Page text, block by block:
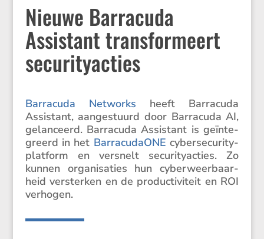
Nieuwe Barracuda
Assistant transformeert
securityacties
Barra­cuda Networks heeft Barra­cuda
Assis­tant, aange­stuurd door Barra­cuda AI,
gelan­ceerd. Barra­cuda Assis­tant is geïnte­
greerd in het Barra­cu­daONE cyber­se­cu­ri­ty­
plat­form en versnelt securi­ty­ac­ties. Zo
kunnen organi­sa­ties hun cyber­weer­baar­
heid versterken en de produc­ti­vi­teit en ROI
verhogen.